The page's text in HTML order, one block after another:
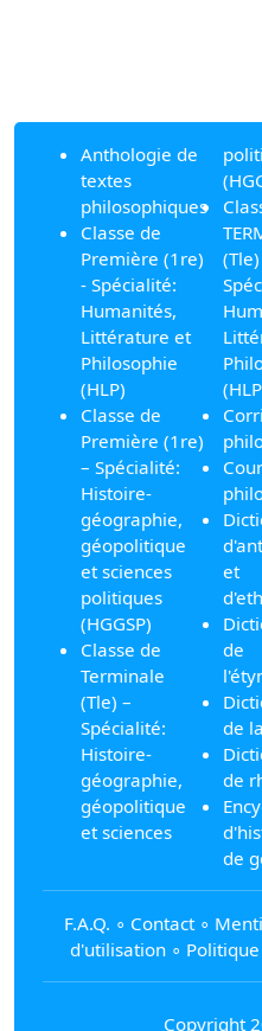
Anthologie de
textes
philosophiques
Classe de
Première (1re)
- Spécialité:
Humanités,
Littérature et
Philosophie
(HLP)
Classe de
Première (1re)
– Spécialité:
Histoire-
géographie,
géopolitique
et sciences
politiques
(HGGSP)
Classe de
Terminale
(Tle) –
Spécialité:
Histoire-
géographie,
géopolitique
et sciences
et
de
de
de
de
F.A.Q. ∘ Contact ∘
d'utilisation∘
Copyright